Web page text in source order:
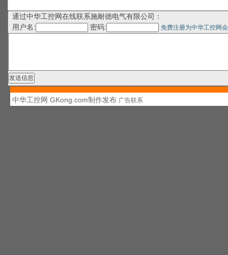
通过中华工控网在线联系施耐德电气有限公司：
用户名:
密码: 免费注册为中华工控网
中华工控网 GKong.com制作发布 广告联系